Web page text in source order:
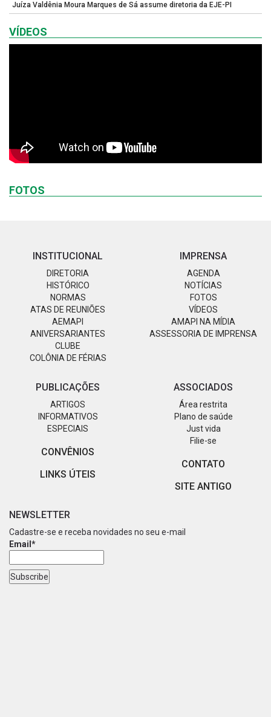
Juíza Valdênia Moura Marques de Sá assume diretoria da EJE-PI
VÍDEOS
FOTOS
INSTITUCIONAL
DIRETORIA
HISTÓRICO
NORMAS
ATAS DE REUNIÕES
AEMAPI
ANIVERSARIANTES
CLUBE
COLÔNIA DE FÉRIAS
IMPRENSA
AGENDA
NOTÍCIAS
FOTOS
VÍDEOS
AMAPI NA MÍDIA
ASSESSORIA DE IMPRENSA
PUBLICAÇÕES
ARTIGOS
INFORMATIVOS
ESPECIAIS
CONVÊNIOS
LINKS ÚTEIS
ASSOCIADOS
Área restrita
Plano de saúde
Just vida
Filie-se
CONTATO
SITE ANTIGO
NEWSLETTER
Cadastre-se e receba novidades no seu e-mail
Email*